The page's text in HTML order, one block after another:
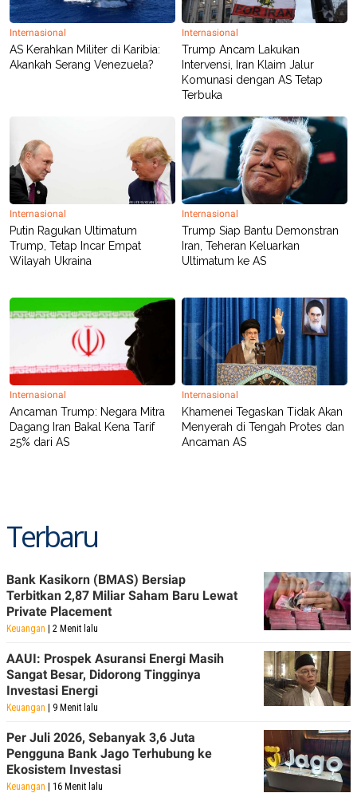
Internasional
AS Kerahkan Militer di Karibia:
Akankah Serang Venezuela?
Internasional
Trump Ancam Lakukan
Intervensi, Iran Klaim Jalur
Komunasi dengan AS Tetap
Terbuka
Internasional
Putin Ragukan Ultimatum
Trump, Tetap Incar Empat
Wilayah Ukraina
Internasional
Trump Siap Bantu Demonstran
Iran, Teheran Keluarkan
Ultimatum ke AS
Internasional
Ancaman Trump: Negara Mitra
Dagang Iran Bakal Kena Tarif
25% dari AS
Internasional
Khamenei Tegaskan Tidak Akan
Menyerah di Tengah Protes dan
Ancaman AS
Terbaru
Bank Kasikorn (BMAS) Bersiap
Terbitkan 2,87 Miliar Saham Baru Lewat
Private Placement
Keuangan | 2 Menit lalu
AAUI: Prospek Asuransi Energi Masih
Sangat Besar, Didorong Tingginya
Investasi Energi
Keuangan | 9 Menit lalu
Per Juli 2026, Sebanyak 3,6 Juta
Pengguna Bank Jago Terhubung ke
Ekosistem Investasi
Keuangan | 16 Menit lalu